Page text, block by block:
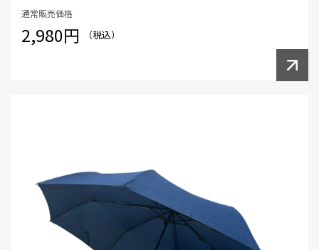
通常販売価格
2,980円 （税込）